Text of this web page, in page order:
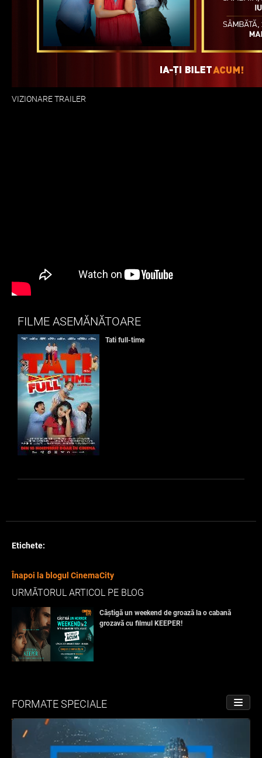
VIZIONARE TRAILER
FILME ASEMĂNĂTOARE
Tati full-time
Etichete:
Înapoi la blogul CinemaCity
URMĂTORUL ARTICOL PE BLOG
Câștigă un weekend de groază la o cabană
grozavă cu filmul KEEPER!
FORMATE SPECIALE